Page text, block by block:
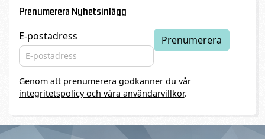
Prenumerera Nyhetsinlägg
E-postadress
Genom att prenumerera godkänner du vår
integritetspolicy och våra användarvillkor.